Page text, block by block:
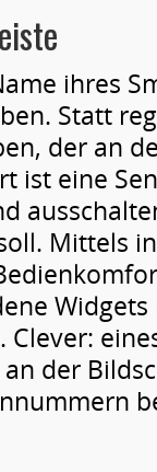
ihres
Statt
der an
ist eine
Mittels
der